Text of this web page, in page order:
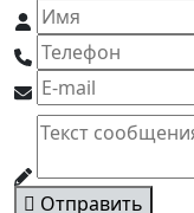
Отправить